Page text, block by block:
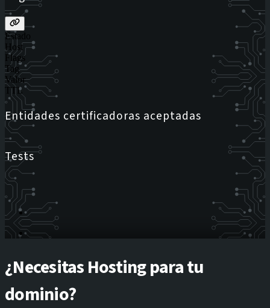
Estado
Host
Flags
Tag
Valor
TTL
Entidades certificadoras aceptadas
Tests
¿Necesitas Hosting para tu
dominio?